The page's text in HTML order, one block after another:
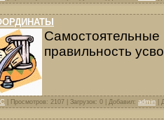
правильность
| Просмотров: 2107 | Загрузок: 0 | Добавил: admin |